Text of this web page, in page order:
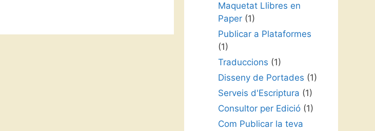
Maquetat Llibres en
Paper(1)
Publicar a Plataformes
(1)
Traduccions (1)
Disseny de Portades (1)
Serveis d'Escriptura (1)
Consultor per Edició(1)
Com Publicar la teva